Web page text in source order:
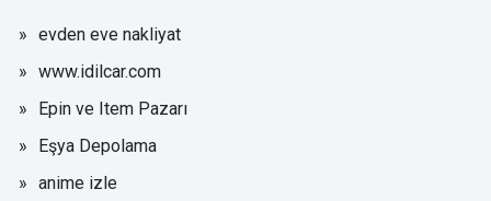
evden eve nakliyat
www.idilcar.com
Epin ve Item Pazarı
Eşya Depolama
anime izle